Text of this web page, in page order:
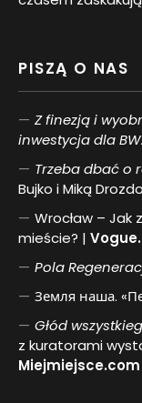
PISZĄ O NAS
Z finezją i
inwestycja dla
Trzeba dbać o
Bujko i Miką
Wrocław –
mieście? |
Pola
Земля наша.
Głód
z kuratorami
Miejmiejsce.com